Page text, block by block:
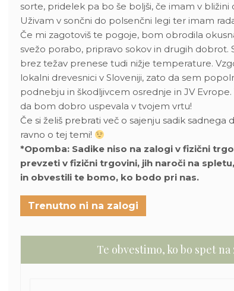
sorte, pridelek pa bo še boljši, če imam v bližini
Uživam v sončni do polsenčni legi ter imam
Če mi zagotoviš te pogoje, bom obrodila
svežo porabo, pripravo sokov in drugih dobrot.
brez težav prenese tudi nižje temperature.
lokalni drevesnici v Sloveniji, zato da sem
podnebju in škodljivcem osrednje in JV
da bom dobro uspevala v tvojem vrtu!
Če si želiš prebrati več o sajenju sadik sadnega
ravno o tej temi!
*Opomba: Sadike niso na zalogi v fizični
prevzeti v fizični trgovini, jih naroči na
in obvestili te bomo, ko bodo pri nas.
Trenutno ni na zalogi
Te obvestimo, ko bo spet na